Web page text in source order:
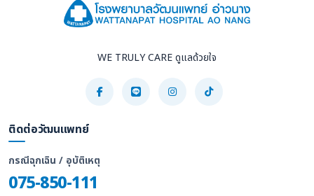
WE TRULY CARE ดูแลด้วยใจ
ติดต่อวัฒนแพทย์
กรณีฉุกเฉิน / อุบัติเหตุ
075-850-111